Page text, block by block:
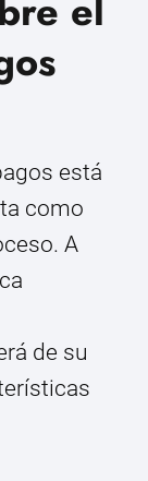
está
como
A
de su